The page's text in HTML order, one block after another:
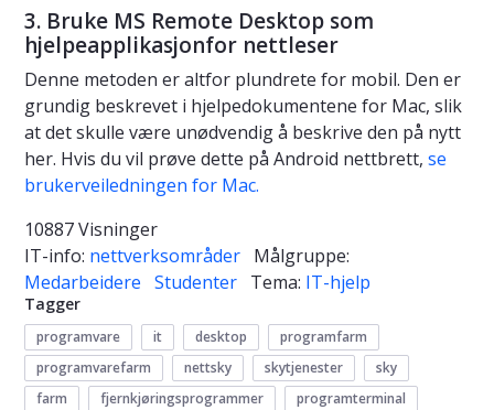
3. Bruke MS Remote Desktop som
hjelpeapplikasjonfor nettleser
Denne metoden er altfor plundrete for mobil. Den er
grundig beskrevet i hjelpedokumentene for Mac, slik
at det skulle være unødvendig å beskrive den på nytt
her. Hvis du vil prøve dette på Android nettbrett, se
brukerveiledningen for Mac.
10887 Visninger
IT-info: nettverksområder Målgruppe:
Medarbeidere Studenter Tema: IT-hjelp
Tagger
programvare it desktop
programfarm
programvarefarm
nettsky skytjenester
sky
farm
fjernkjøringsprogrammer
programterminal